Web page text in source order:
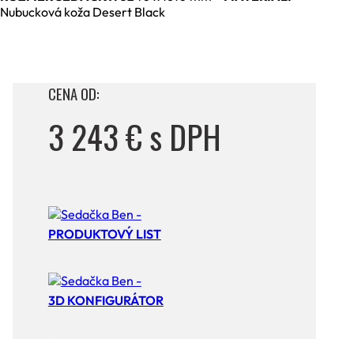
Nubucková koža Desert Black
CENA OD:
3 243 € s DPH
PRODUKTOVÝ LIST
3D KONFIGURÁTOR